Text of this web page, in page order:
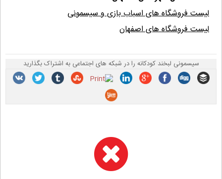
لیست فروشگاه های اسباب بازی و سیسمونی
لیست فروشگاه های اصفهان
سیسمونی لبخند کودکانه را در شبکه های اجتماعی به اشتراک بگذارید